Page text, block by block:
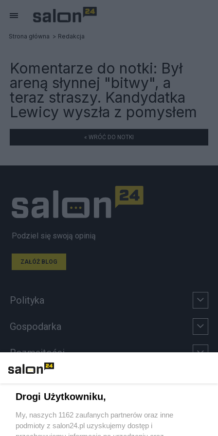
Strona główna Redakcja
Komentarze do notki: Był
areną słynnej "bitwy", a
teraz straszy. Kandydatka
Lewicy wyszła z pomysłem
« WRÓĆ DO NOTKI
Podziel się swoją opinią
ZAŁÓŻ BLOG
Polityka
Gospodarka
Rozmaitości
Sport
Społeczeństwo
Drogi Użytkowniku,
My, naszych 1162 zaufanych partnerów oraz inne
podmioty z salon24.pl uzyskujemy dostęp i